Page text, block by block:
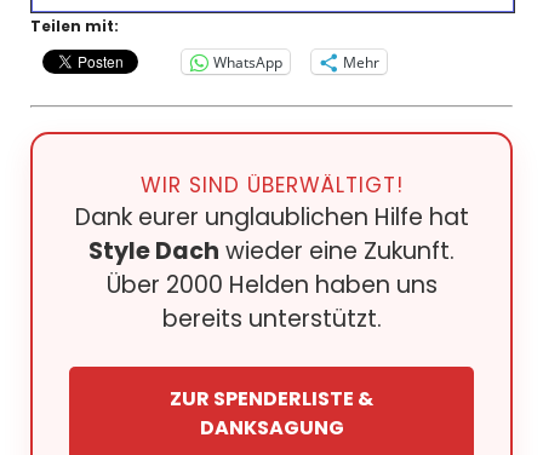
Teilen mit:
WhatsApp
Mehr
WIR SIND ÜBERWÄLTIGT!
Dank eurer unglaublichen Hilfe hat
Style Dach wieder eine Zukunft.
Über 2000 Helden haben uns
bereits unterstützt.
ZUR SPENDERLISTE &
DANKSAGUNG